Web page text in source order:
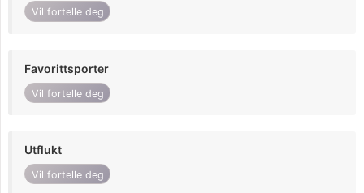
Vil fortelle deg
Favorittsporter
Vil fortelle deg
Utflukt
Vil fortelle deg